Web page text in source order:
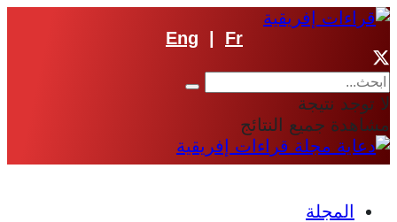
Eng Fr
لا توجد نتيجة
مشاهدة جميع النتائج
المجلة